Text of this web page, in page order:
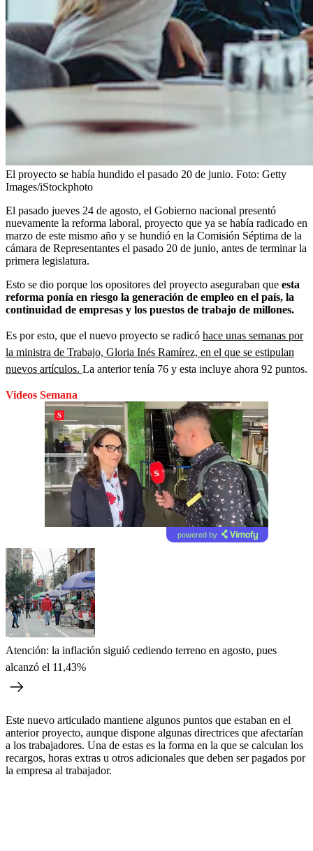
El proyecto se había hundido el pasado 20 de junio. Foto: Getty
Images/iStockphoto
El pasado jueves 24 de agosto, el Gobierno nacional presentó
nuevamente la reforma laboral, proyecto que ya se había radicado en
marzo de este mismo año y se hundió en la Comisión Séptima de la
cámara de Representantes el pasado 20 de junio, antes de terminar la
primera legislatura.
Esto se dio porque los opositores del proyecto aseguraban que esta
reforma ponía en riesgo la generación de empleo en el país, la
continuidad de empresas y los puestos de trabajo de millones.
Es por esto, que el nuevo proyecto se radicó hace unas semanas por
la ministra de Trabajo, Gloria Inés Ramírez, en el que se estipulan
nuevos artículos. La anterior tenía 76 y esta incluye ahora 92 puntos.
Videos Semana
powered by
Atención: la inflación siguió cediendo terreno en agosto, pues
alcanzó el 11,43%
Este nuevo articulado mantiene algunos puntos que estaban en el
anterior proyecto, aunque dispone algunas directrices que afectarían
a los trabajadores. Una de estas es la forma en la que se calculan los
recargos, horas extras u otros adicionales que deben ser pagados por
la empresa al trabajador.